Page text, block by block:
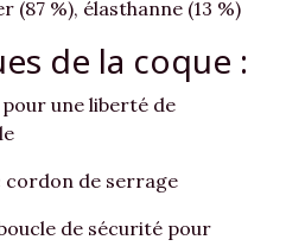
(87 %), élasthanne (13 %)
de la coque :
une liberté de
cordon de serrage
de sécurité pour